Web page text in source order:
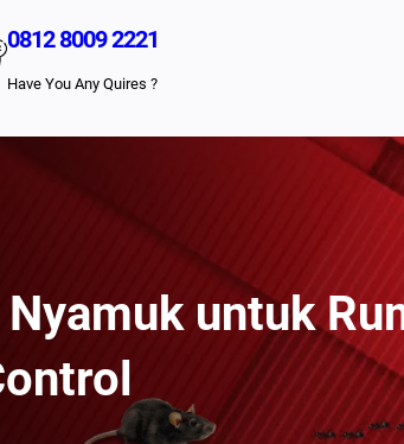
0812 8009 2221
Have You Any Quires ?
untuk